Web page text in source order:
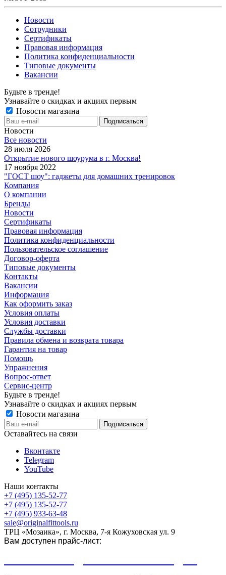
Новости
Сотрудники
Сертификаты
Правовая информация
Политика конфиденциальности
Типовые документы
Вакансии
Будьте в тренде!
Узнавайте о скидках и акциях первым
Новости магазина
Новости
Все новости
28 июля 2026
Открытие нового шоурума в г. Москва!
17 ноября 2022
"ГОСТ шоу": гаджеты для домашних тренировок
Компания
О компании
Бренды
Новости
Сертификаты
Правовая информация
Политика конфиденциальности
Пользовательское соглашение
Договор-оферта
Типовые документы
Контакты
Вакансии
Информация
Как оформить заказ
Условия оплаты
Условия доставки
Службы доставки
Правила обмена и возврата товара
Гарантия на товар
Помощь
Упражнения
Вопрос-ответ
Сервис-центр
Будьте в тренде!
Узнавайте о скидках и акциях первым
Новости магазина
Оставайтесь на связи
Вконтакте
Telegram
YouTube
Наши контакты
+7 (495) 135-52-77
+7 (495) 135-52-77
+7 (495) 933-63-48
sale@originalfittools.ru
ТРЦ «Мозаика», г. Москва, 7-я Кожуховская ул. 9
Вам доступен прайс-лист: